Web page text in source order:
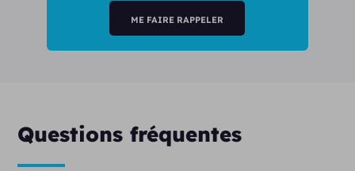
ME FAIRE RAPPELER
Questions fréquentes